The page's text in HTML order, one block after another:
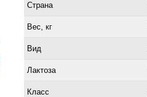
Страна
Вес, кг
Вид
Лактоза
Класс